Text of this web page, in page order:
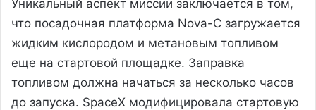
Уникальный аспект миссии заключается в том,
что посадочная платформа Nova-C загружается
жидким кислородом и метановым топливом
еще на стартовой площадке. Заправка
топливом должна начаться за несколько часов
до запуска. SpaceX модифицировала стартовую